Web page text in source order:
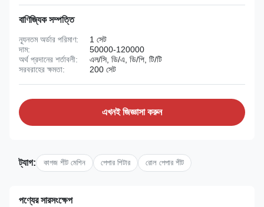
বাণিজ্যিক সম্পত্তি
ন্যূনতম অর্ডার পরিমাণ:
1 সেট
দাম:
50000-120000
অর্থ প্রদানের শর্তাবলী:
এল/সি, ডি/এ, ডি/পি, টি/টি
সরবরাহের ক্ষমতা:
200 সেট
এখনই জিজ্ঞাসা করুন
ট্যাগ: কাগজ শীট মেশিন পেপার শিটার রোল পেপার শীট
পণ্যের সারসংক্ষেপ